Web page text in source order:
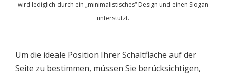
wird lediglich durch ein „minimalistisches“ Design und einen Slogan
unterstützt.
Um die ideale Position Ihrer Schaltfläche auf der
Seite zu bestimmen, müssen Sie berücksichtigen,